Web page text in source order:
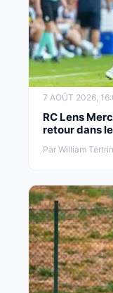
7 AOÛT 2026,
RC Lens
retour dans
Par William Tertrin